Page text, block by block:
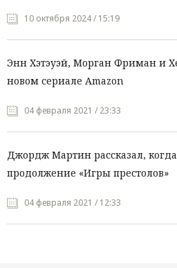
10 октября 2024 / 15:19
Энн Хэтэуэй, Морган Фриман и
новом сериале Amazon
04 февраля 2021 / 23:33
Джордж Мартин рассказал, когда
продолжение «Игры престолов»
04 февраля 2021 / 12:33